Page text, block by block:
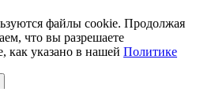
файлы cookie. Продолжая
что вы разрешаете
как указано в нашей Политике